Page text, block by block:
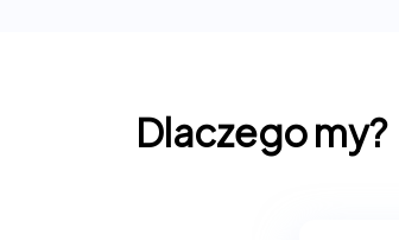
Dlaczego my?